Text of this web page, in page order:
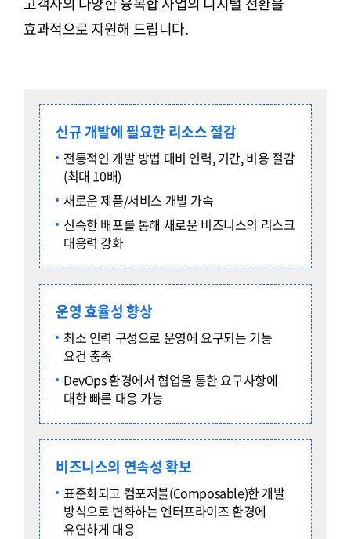
효과적으로 지원해 드립니다.
신규 개발에 필요한 리소스 절감
전통적인 개발 방법 대비 인력, 기간, 비용 절감
(최대 10배)
새로운 제품/서비스 개발 가속
신속한 배포를 통해 새로운 비즈니스의 리스크
대응력 강화
운영 효율성 향상
최소 인력 구성으로 운영에 요구되는 기능
요건 충족
DevOps 환경에서 협업을 통한 요구사항에
대한 빠른 대응 가능
비즈니스의 연속성 확보
표준화되고 컴포저블(Composable)한 개발
방식으로 변화하는 엔터프라이즈 환경에
유연하게 대응